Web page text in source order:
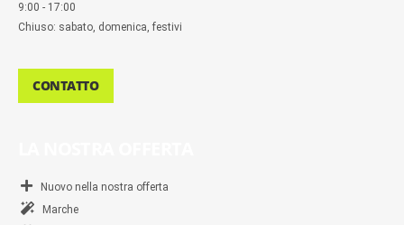
9:00 - 17:00
Chiuso: sabato, domenica, festivi
CONTATTO
Nuovo nella nostra offerta
Marche